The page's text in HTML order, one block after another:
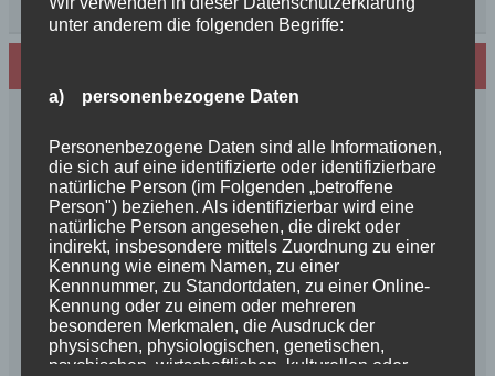
Archiv
unter anderem die folgenden Begriffe:
a) personenbezogene Daten
Personenbezogene Daten sind alle Informationen,
die sich auf eine identifizierte oder identifizierbare
natürliche Person (im Folgenden „betroffene
Person") beziehen. Als identifizierbar wird eine
natürliche Person angesehen, die direkt oder
indirekt, insbesondere mittels Zuordnung zu einer
Kennung wie einem Namen, zu einer
Kennnummer, zu Standortdaten, zu einer Online-
Kennung oder zu einem oder mehreren
besonderen Merkmalen, die Ausdruck der
physischen, physiologischen, genetischen,
psychischen, wirtschaftlichen, kulturellen oder